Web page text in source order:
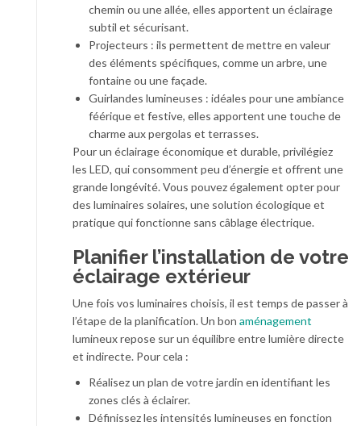
chemin ou une allée, elles apportent un éclairage
subtil et sécurisant.
Projecteurs : ils permettent de mettre en valeur
des éléments spécifiques, comme un arbre, une
fontaine ou une façade.
Guirlandes lumineuses : idéales pour une ambiance
féérique et festive, elles apportent une touche de
charme aux pergolas et terrasses.
Pour un éclairage économique et durable, privilégiez
les LED, qui consomment peu d’énergie et offrent une
grande longévité. Vous pouvez également opter pour
des luminaires solaires, une solution écologique et
pratique qui fonctionne sans câblage électrique.
Planifier l’installation de votre
éclairage extérieur
Une fois vos luminaires choisis, il est temps de passer à
l’étape de la planification. Un bon aménagement
lumineux repose sur un équilibre entre lumière directe
et indirecte. Pour cela :
Réalisez un plan de votre jardin en identifiant les
zones clés à éclairer.
Définissez les intensités lumineuses en fonction